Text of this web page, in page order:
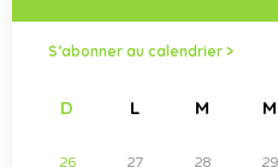
S’abonner au calendrier >
D L M M
26 27 28 29